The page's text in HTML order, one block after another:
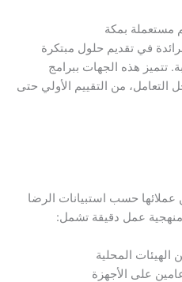
بمكة
في تقديم حلول مبتكرة
تتميز هذه الجهات ببرامج
من التقييم الأولي حتى
لؤلؤة بثقة 87% من عملائها حسب استبيانات الرضا
منهجية عمل دقيقة تشمل:
المحلية
على الأجهزة